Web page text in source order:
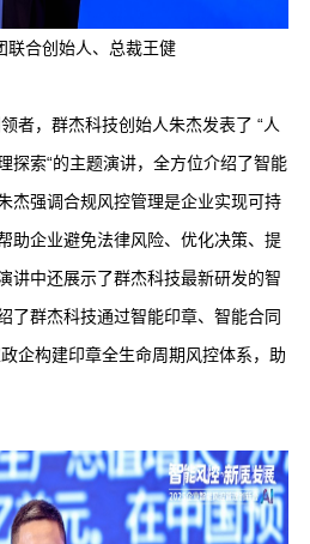
联合创始人、总裁王健
者，群杰科技创始人朱杰发表了 “人
探索“的主题演讲，全方位介绍了智能
杰强调合规风控管理是企业实现可持
助企业避免法律风险、优化决策、提
讲中还展示了群杰科技最新研发的智
了群杰科技通过智能印章、智能合同
企构建印章全生命周期风控体系，助